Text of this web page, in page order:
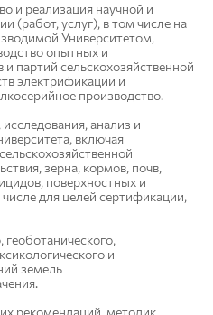
и реализация научной и
(работ, услуг), в том числе на
Университетом,
опытных и
партий сельскохозяйственной
электрификации и
производство.
анализ и
включая
зерна, кормов, почв,
поверхностных и
для целей сертификации,
и
земель
рекомендаций, методик,